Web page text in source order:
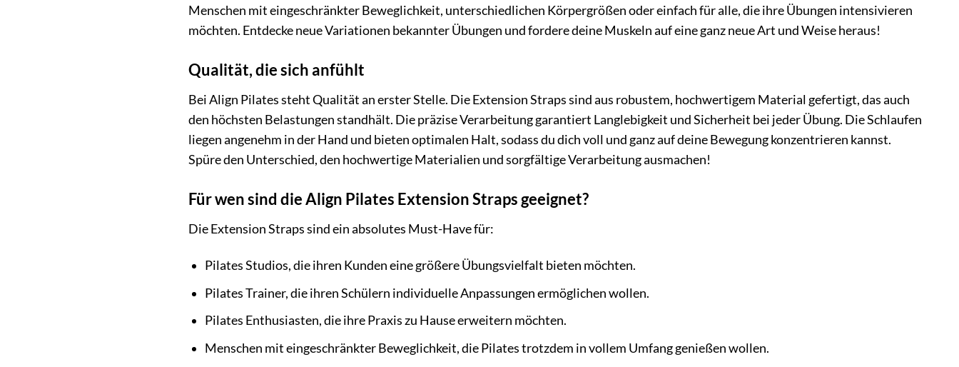
Menschen mit eingeschränkter Beweglichkeit, unterschiedlichen Körpergrößen oder einfach für alle, die ihre Übungen intensivieren
möchten. Entdecke neue Variationen bekannter Übungen und fordere deine Muskeln auf eine ganz neue Art und Weise heraus!
Qualität, die sich anfühlt
Bei Align Pilates steht Qualität an erster Stelle. Die Extension Straps sind aus robustem, hochwertigem Material gefertigt, das auch
den höchsten Belastungen standhält. Die präzise Verarbeitung garantiert Langlebigkeit und Sicherheit bei jeder Übung. Die Schlaufen
liegen angenehm in der Hand und bieten optimalen Halt, sodass du dich voll und ganz auf deine Bewegung konzentrieren kannst.
Spüre den Unterschied, den hochwertige Materialien und sorgfältige Verarbeitung ausmachen!
Für wen sind die Align Pilates Extension Straps geeignet?
Die Extension Straps sind ein absolutes Must-Have für:
Pilates Studios, die ihren Kunden eine größere Übungsvielfalt bieten möchten.
Pilates Trainer, die ihren Schülern individuelle Anpassungen ermöglichen wollen.
Pilates Enthusiasten, die ihre Praxis zu Hause erweitern möchten.
Menschen mit eingeschränkter Beweglichkeit, die Pilates trotzdem in vollem Umfang genießen wollen.